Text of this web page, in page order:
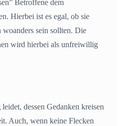
Betroffene dem
Hierbei ist es egal, ob sie
sein sollten. Die
wird hierbei als unfreiwillig
leidet, dessen Gedanken kreisen
Auch, wenn keine Flecken